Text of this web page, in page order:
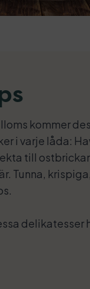
kommer
i varje låda:
till
Tunna,
delikatesser